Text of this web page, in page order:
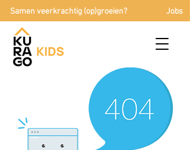
Samen veerkrachtig (op)groeien? Jobs